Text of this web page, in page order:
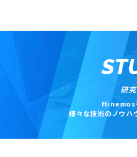
研
Hinemos
様々な技術のノウハ